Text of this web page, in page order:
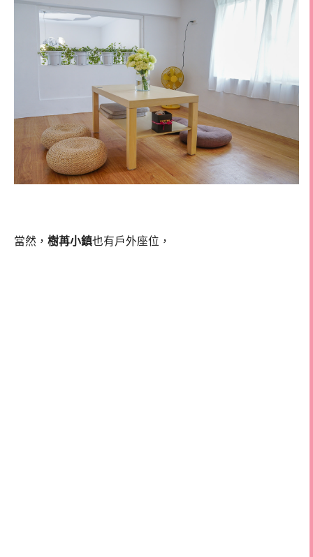
當然， 樹苒小鎮也有戶外座位，